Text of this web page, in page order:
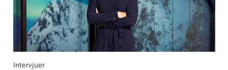
Intervjuer